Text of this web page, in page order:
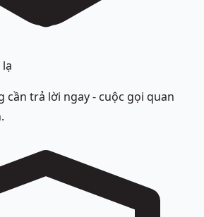
cần trả lời ngay - cuộc gọi quan